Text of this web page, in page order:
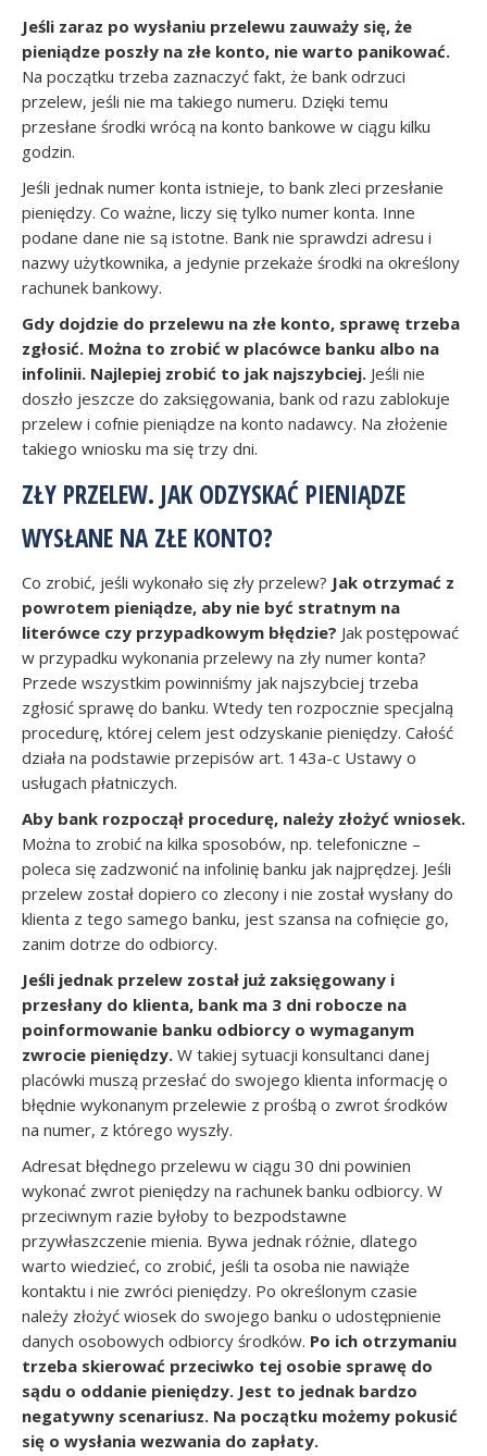
Jeśli zaraz po wysłaniu przelewu zauważy się, że
pieniądze poszły na złe konto, nie warto panikować.
Na początku trzeba zaznaczyć fakt, że bank odrzuci
przelew, jeśli nie ma takiego numeru. Dzięki temu
przesłane środki wrócą na konto bankowe w ciągu kilku
godzin.
Jeśli jednak numer konta istnieje, to bank zleci przesłanie
pieniędzy. Co ważne, liczy się tylko numer konta. Inne
podane dane nie są istotne. Bank nie sprawdzi adresu i
nazwy użytkownika, a jedynie przekaże środki na określony
rachunek bankowy.
Gdy dojdzie do przelewu na złe konto, sprawę trzeba
zgłosić. Można to zrobić w placówce banku albo na
infolinii. Najlepiej zrobić to jak najszybciej. Jeśli nie
doszło jeszcze do zaksięgowania, bank od razu zablokuje
przelew i cofnie pieniądze na konto nadawcy. Na złożenie
takiego wniosku ma się trzy dni.
ZŁY PRZELEW. JAK ODZYSKAĆ PIENIĄDZE
WYSŁANE NA ZŁE KONTO?
Co zrobić, jeśli wykonało się zły przelew? Jak otrzymać z
powrotem pieniądze, aby nie być stratnym na
literówce czy przypadkowym błędzie? Jak postępować
w przypadku wykonania przelewy na zły numer konta?
Przede wszystkim powinniśmy jak najszybciej trzeba
zgłosić sprawę do banku. Wtedy ten rozpocznie specjalną
procedurę, której celem jest odzyskanie pieniędzy. Całość
działa na podstawie przepisów art. 143a-c Ustawy o
usługach płatniczych.
Aby bank rozpoczął procedurę, należy złożyć wniosek.
Można to zrobić na kilka sposobów, np. telefoniczne –
poleca się zadzwonić na infolinię banku jak najprędzej. Jeśli
przelew został dopiero co zlecony i nie został wysłany do
klienta z tego samego banku, jest szansa na cofnięcie go,
zanim dotrze do odbiorcy.
Jeśli jednak przelew został już zaksięgowany i
przesłany do klienta, bank ma 3 dni robocze na
poinformowanie banku odbiorcy o wymaganym
zwrocie pieniędzy. W takiej sytuacji konsultanci danej
placówki muszą przesłać do swojego klienta informację o
błędnie wykonanym przelewie z prośbą o zwrot środków
na numer, z którego wyszły.
Adresat błędnego przelewu w ciągu 30 dni powinien
wykonać zwrot pieniędzy na rachunek banku odbiorcy. W
przeciwnym razie byłoby to bezpodstawne
przywłaszczenie mienia. Bywa jednak różnie, dlatego
warto wiedzieć, co zrobić, jeśli ta osoba nie nawiąże
kontaktu i nie zwróci pieniędzy. Po określonym czasie
należy złożyć wiosek do swojego banku o udostępnienie
danych osobowych odbiorcy środków. Po ich otrzymaniu
trzeba skierować przeciwko tej osobie sprawę do
sądu o oddanie pieniędzy. Jest to jednak bardzo
negatywny scenariusz. Na początku możemy pokusić
się o wysłania wezwania do zapłaty.